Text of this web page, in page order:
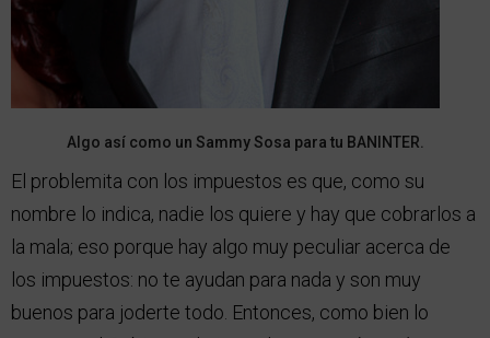
Algo así como un Sammy Sosa para tu BANINTER.
El problemita con los impuestos es que, como su
nombre lo indica, nadie los quiere y hay que cobrarlos a
la mala; eso porque hay algo muy peculiar acerca de
los impuestos: no te ayudan para nada y son muy
buenos para joderte todo. Entonces, como bien lo